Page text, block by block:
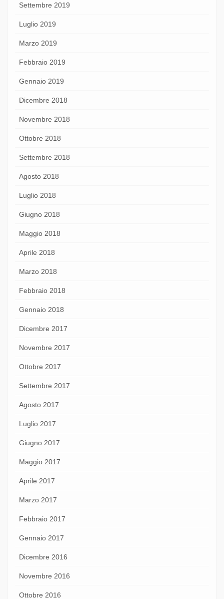
Settembre 2019
Luglio 2019
Marzo 2019
Febbraio 2019
Gennaio 2019
Dicembre 2018
Novembre 2018
Ottobre 2018
Settembre 2018
Agosto 2018
Luglio 2018
Giugno 2018
Maggio 2018
Aprile 2018
Marzo 2018
Febbraio 2018
Gennaio 2018
Dicembre 2017
Novembre 2017
Ottobre 2017
Settembre 2017
Agosto 2017
Luglio 2017
Giugno 2017
Maggio 2017
Aprile 2017
Marzo 2017
Febbraio 2017
Gennaio 2017
Dicembre 2016
Novembre 2016
Ottobre 2016